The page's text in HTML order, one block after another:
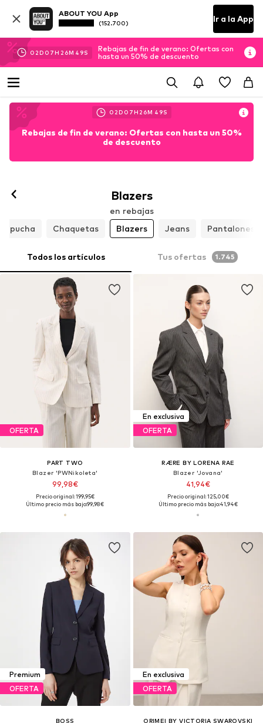
ABOUT YOU App
(152.700) Ir a la App
02D 07H 26M 47S
Rebajas de fin de verano: Ofertas con
hasta un 50% de descuento
02D 07H 26M 47S
Rebajas de fin de verano: Ofertas con hasta un 50%
de descuento
Blazers
en rebajas
Chaquetas Blazers Jeans Pantalones
Todos los artículos Tus ofertas 1.745
OFERTA
PART TWO
Blazer 'PWNikoleta'
99,98€
Precio original: 199,95€
Último precio más bajo:99,98€
En exclusiva
OFERTA
RÆRE BY LORENA RAE
Blazer 'Jovana'
41,94€
Precio original: 125,00€
Último precio más bajo:41,94€
Premium
OFERTA
BOSS
En exclusiva
OFERTA
ORIMEI BY VICTORIA SWAROVSKI